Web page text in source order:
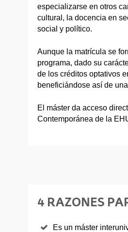
especializarse en otros
cultural, la docencia en
social y político.
Aunque la matrícula se
programa, dado su
de los créditos optativos
beneficiándose así de
El máster da acceso
Contemporánea de la
4 RAZONES
Es un máster